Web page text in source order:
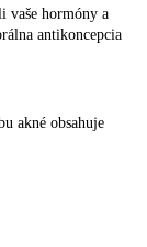
vaše hormóny a
antikoncepcia
akné obsahuje